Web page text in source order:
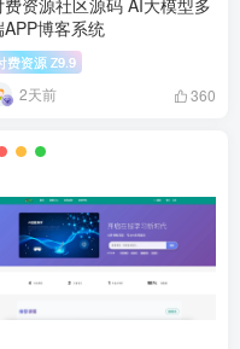
APP博客系统
费资源 Z9.9
2天前 360